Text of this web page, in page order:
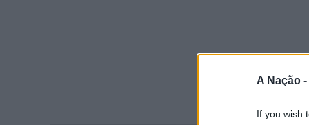
A Nação -
If you wish